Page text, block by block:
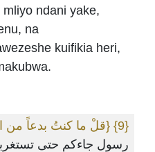
ndani yake,
na
kuifikia heri,
{9} {قلْ ما كنتُ بدعاً من
رسول جاءكم حتى